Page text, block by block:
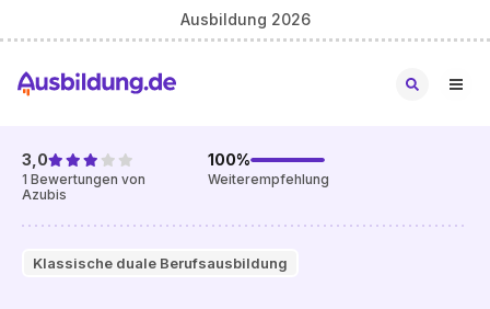
Ausbildung 2026
Klassische duale Berufsausbildung
3,0
1 Bewertungen von
Azubis
100%
Weiterempfehlung